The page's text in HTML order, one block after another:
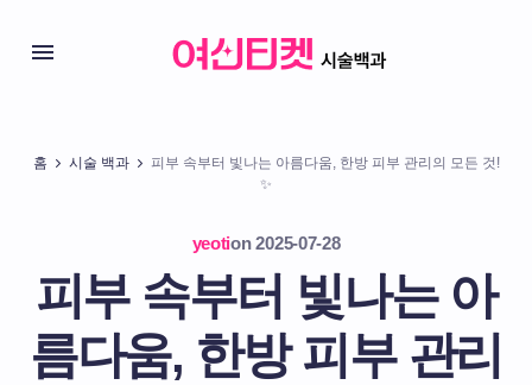
홈 시술 백과
피부 속부터 빛나는 아름다움, 한방 피부 관리의 모든 것!
✨
yeotion 2025-07-28
피부 속부터 빛나는 아
름다움, 한방 피부 관리